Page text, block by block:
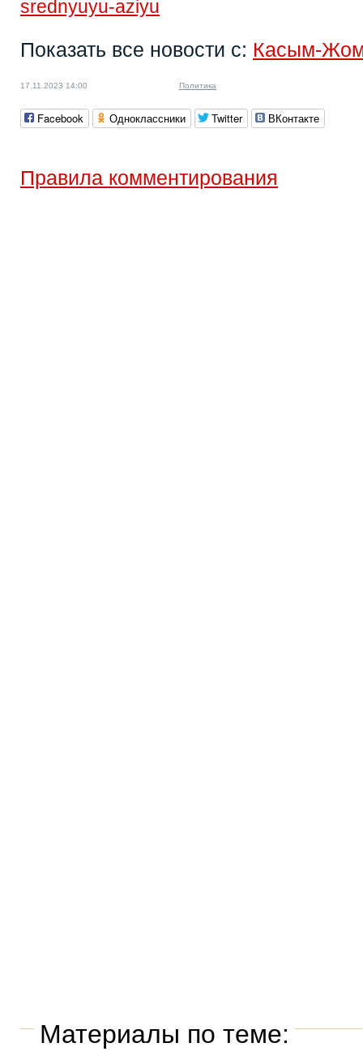
srednyuyu-aziyu
Показать все новости с: Касым-
17.11.2023 14:00 Политика
Facebook Одноклассники Twitter ВКонтакте
Правила комментирования
Материалы по теме: